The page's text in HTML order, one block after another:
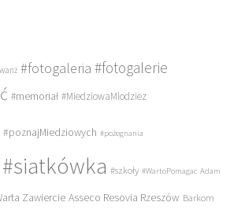
#fotogaleria #fotogalerie
#memoriał #MiedziowaMlodziez
#poznajMiedziowych #pożegnania
#siatkówka #szkoły #WartoPomagac Adam
Zawiercie Asseco Resovia Rzeszów Barkom